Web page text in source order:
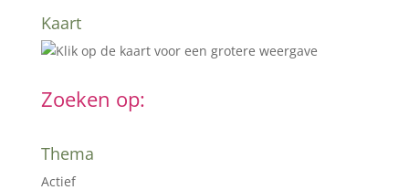
Kaart
Zoeken op:
Thema
Actief